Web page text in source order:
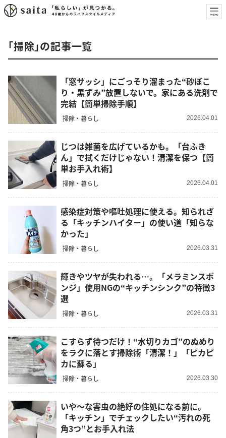
「掃除」の記事一覧
「窓サッシ」にごっそり溜まった“砂ぼこ
り・黒ずみ”放置しないで。家にある洗剤で
完結【簡単掃除手順】
掃除・暮らし 2026.04.01
じつは雑菌を広げているかも。「台ふき
ん」で拭くだけじゃない！清潔を保つ【簡
単お手入れ術】
掃除・暮らし 2026.04.01
感染症対策や嘔吐処理に使える。知られざ
る「キッチンハイター」の使い道「知らな
かった」
掃除・暮らし 2026.03.31
輝きやツヤが失われる…。「メラミンスポ
ンジ」使用NGの“キッチンシンク”の特徴3
選
掃除・暮らし 2026.03.31
こすらず待つだけ！“水切りカゴ”のぬめり
をラクに落とす掃除術「清潔！」「ピカピ
カに蘇る」
掃除・暮らし 2026.03.30
いや～な害虫の絶好の住処になる前に。
「キッチン」でチェックしたい“汚れの死
角3つ”とお手入れ法